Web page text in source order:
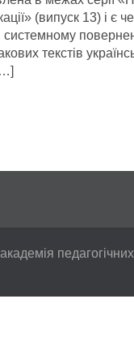
(випуск 13) і є
текстів